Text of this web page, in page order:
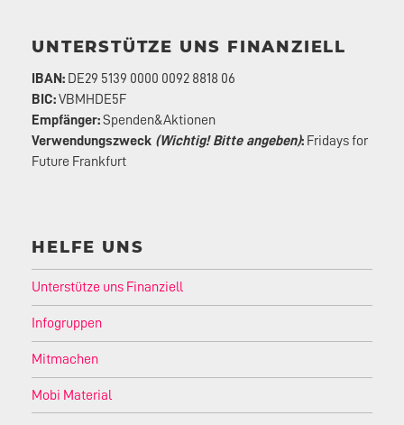
UNTERSTÜTZE UNS FINANZIELL
IBAN: DE29 5139 0000 0092 8818 06
BIC:VBMHDE5F
Empfänger:Spenden&Aktionen
Verwendungszweck (Wichtig! Bitte angeben): Fridays for
Future Frankfurt
HELFE UNS
Unterstütze uns Finanziell
Infogruppen
Mitmachen
Mobi Material